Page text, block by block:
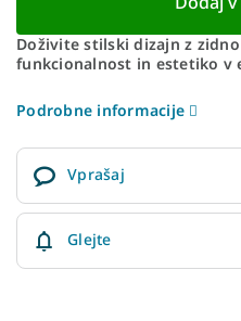
Doživite stilski dizajn z
funkcionalnost in estetiko v
Podrobne informacije
Vprašaj
Glejte